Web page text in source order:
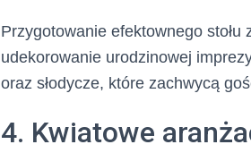
Przygotowanie efektownego
udekorowanie urodzinowej
oraz słodycze, które zachwycą
4. Kwiatowe